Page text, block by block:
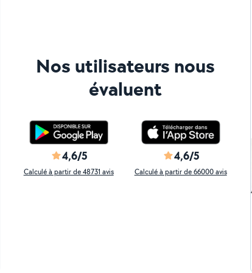
Nos utilisateurs nous
évaluent
4,6/5
Calculé à partir de 48731 avis
4,6/5
Calculé à partir de 66000 avis